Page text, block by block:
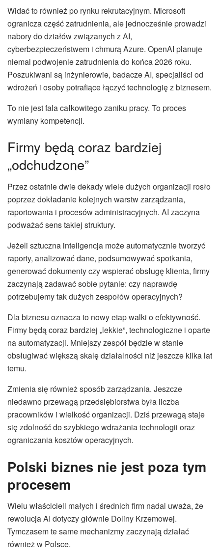
Widać to również po rynku rekrutacyjnym. Microsoft
ogranicza część zatrudnienia, ale jednocześnie prowadzi
nabory do działów związanych z AI,
cyberbezpieczeństwem i chmurą Azure. OpenAI planuje
niemal podwojenie zatrudnienia do końca 2026 roku.
Poszukiwani są inżynierowie, badacze AI, specjaliści od
wdrożeń i osoby potrafiące łączyć technologię z biznesem.
To nie jest fala całkowitego zaniku pracy. To proces
wymiany kompetencji.
Firmy będą coraz bardziej
„odchudzone”
Przez ostatnie dwie dekady wiele dużych organizacji rosło
poprzez dokładanie kolejnych warstw zarządzania,
raportowania i procesów administracyjnych. AI zaczyna
podważać sens takiej struktury.
Jeżeli sztuczna inteligencja może automatycznie tworzyć
raporty, analizować dane, podsumowywać spotkania,
generować dokumenty czy wspierać obsługę klienta, firmy
zaczynają zadawać sobie pytanie: czy naprawdę
potrzebujemy tak dużych zespołów operacyjnych?
Dla biznesu oznacza to nowy etap walki o efektywność.
Firmy będą coraz bardziej „lekkie”, technologiczne i oparte
na automatyzacji. Mniejszy zespół będzie w stanie
obsługiwać większą skalę działalności niż jeszcze kilka lat
temu.
Zmienia się również sposób zarządzania. Jeszcze
niedawno przewagą przedsiębiorstwa była liczba
pracowników i wielkość organizacji. Dziś przewagą staje
się zdolność do szybkiego wdrażania technologii oraz
ograniczania kosztów operacyjnych.
Polski biznes nie jest poza tym
procesem
Wielu właścicieli małych i średnich firm nadal uważa, że
rewolucja AI dotyczy głównie Doliny Krzemowej.
Tymczasem te same mechanizmy zaczynają działać
również w Polsce.